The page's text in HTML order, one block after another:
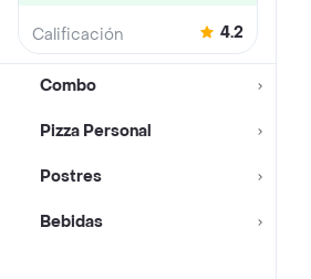
Calificación 4.2
Combo
Pizza Personal
Postres
Bebidas